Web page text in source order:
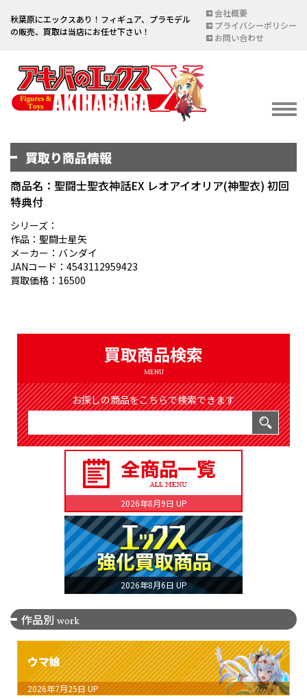
秋葉原にエックスあり！フィギュア、プラモデル
の販売、買取は当店にお任せ下さい！
会社概要
プライバシーポリシー
お問い合わせ
イベント情報
宅配買取のご案内
DELIVERY PURCHASE
買取お申し込み
ASSESSMENT
買取り商品情報
商品名：聖闘士聖衣神話EX レオアイオリア(神聖衣) 初回
特典付
シリーズ：
作品：聖闘士星矢
メーカー：バンダイ
JANコード：4543112959423
買取価格：16500
買取商品検索
MENU
お探しの商品をこちらで検索できます
2026年8月9日 UP
2026年8月6日 UP
作品別 work
ウマ娘
2026年7月25日 UP